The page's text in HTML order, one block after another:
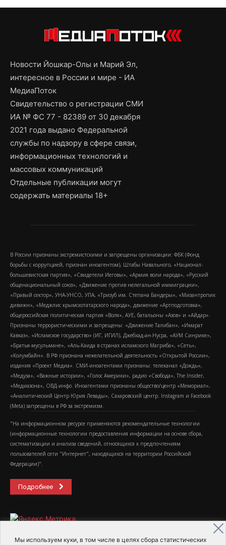
Мы используем куки, в том числе в целях сбора статистических
Новости Йошкар-Олы и Марий Эл,
интересное в России и мире - ИА
МедиаПоток
Свидетельство о регистрации СМИ
ИА № ФС 77 - 82389 от 30 декабря
2021 года выдано Федеральной
службы по надзору в сфере связи,
информационных технологий и
массовых коммуникаций
Отдельные публикации могут
содержать материалы 18+
В России признаны экстремистскими и запрещены организации: ФБК (Фонд
борьбы с коррупцией, признан иноагентом), Штабы Навального, «Национал-
большевистская партия», «Свидетели Иеговы», «Армия воли народа», «Русский
общенациональный союз», «Движение против нелегальной иммиграции»,
«Правый сектор», УНА-УНСО, УПА, «Тризуб им. Степана Бандеры», «Мизантропик
дивижн», «Меджлис крымскотатарского народа», движение «Артподготовка»,
общероссийская политическая партия «Воля», АУЕ, батальоны «Азов» и «Айдар».
Признаны террористическими и запрещены: «Движение Талибан», «Имарат
Кавказ», «Исламское государство» (ИГ, ИГИЛ), Джебхад-ан-Нусра, «АУМ Синрике»,
«Братья-мусульмане», «Аль-Каида в странах исламского Магриба», «Сеть»,
«Колумбайн». В РФ признана нежелательной деятельность «Открытой России»,
издания «Проект Медиа». СМИ-иноагентами признаны: телеканал «Дождь»,
«Медуза», «Важные истории», «Голос Америки», радио «Свобода», The Insider,
«Медиазона», ОВД-инфо. Иноагентами признаны общество/центр «Мемориал»,
«Аналитический Центр Юрия Левады», Сахаровский центр. Instagram и Facebook
(Metа) запрещены в РФ за экстремизм.
"На информационном ресурсе применяются рекомендательные технологии
(информационные технологии предоставления информации на основе сбора,
систематизации и анализа сведений, относящихся к предпочтениям
пользователей сети "Интернет", находящихся на территории Российской
Федерации)".
Подробнее